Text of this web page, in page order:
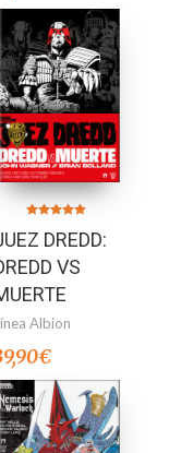
5.00
de 5 DREDD:
VS
Albion
€